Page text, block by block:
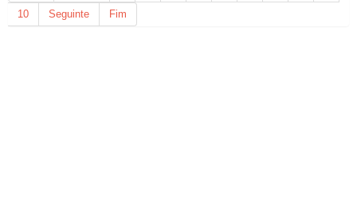
10
Seguinte Fim